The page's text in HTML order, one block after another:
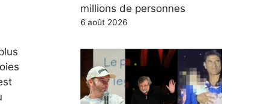
millions de personnes
6 août 2026